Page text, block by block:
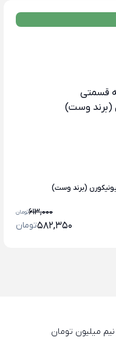
تومان613,000
تومان582,350
میلیون تومان